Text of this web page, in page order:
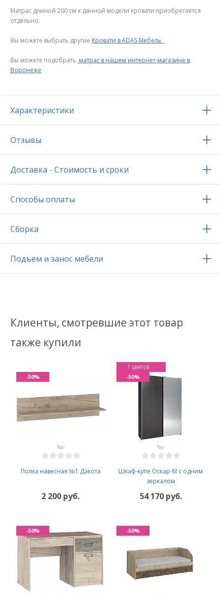
Матрас длиной 200 см к данной модели кровати приобретается
отдельно.
Вы можете выбрать другие Кровати в ADAS Мебель
Вы можете подобрать матрас в нашем интернет-магазине в
Воронеже
Характеристики
Отзывы
Доставка - Стоимость и сроки
Способы оплаты
Сборка
Подъем и занос мебели
Клиенты, смотревшие этот товар
также купили
Полка навесная №1 Дакота
2 200 руб.
-50%
Шкаф-купе Оскар-М с одним
зеркалом
7 цветов
54 170 руб.
-50%
-50% -50%